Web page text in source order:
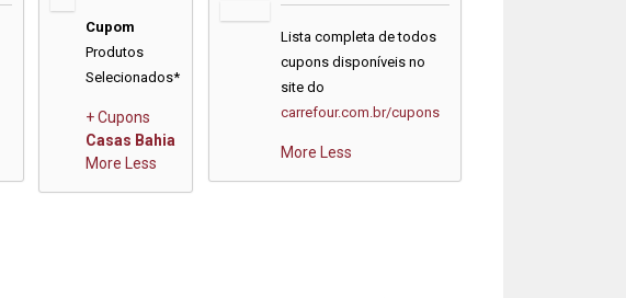
Cupom
Produtos
Selecionados*
+ Cupons
Casas Bahia
More Less
Lista completa de todos
cupons disponíveis no
site do
carrefour.com.br/cupons
More Less